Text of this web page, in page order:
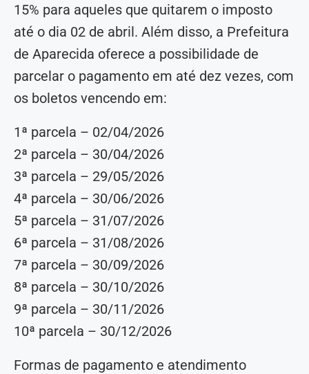
15% para aqueles que quitarem o imposto
até o dia 02 de abril. Além disso, a Prefeitura
de Aparecida oferece a possibilidade de
parcelar o pagamento em até dez vezes, com
os boletos vencendo em:
1ª parcela – 02/04/2026
2ª parcela – 30/04/2026
3ª parcela – 29/05/2026
4ª parcela – 30/06/2026
5ª parcela – 31/07/2026
6ª parcela – 31/08/2026
7ª parcela – 30/09/2026
8ª parcela – 30/10/2026
9ª parcela – 30/11/2026
10ª parcela – 30/12/2026
Formas de pagamento e atendimento